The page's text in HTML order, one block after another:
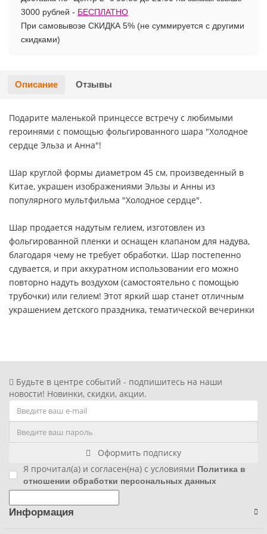
Хэллоуин
Синий трактор
Супергерои
Тачки
Трансформеры
Три кота
Уэнсдей мрачная девочка
Фиксики
Холодное сердце
Человек паук
Черепашки ниндзя
Щенячий патруль
3000 рублей - БЕСПЛАТНО
При самовывозе СКИДКА 5% (не суммируется с другими
скидками)
Описание Отзывы
Подарите маленькой принцессе встречу с любимыми
героинями с помощью фольгированного шара "Холодное
сердце Эльза и Анна"!
Шар круглой формы диаметром 45 см, произведенный в
Китае, украшен изображениями Эльзы и Анны из
популярного мультфильма "Холодное сердце".
Шар продается надутым гелием, изготовлен из
фольгированной пленки и оснащен клапаном для надува,
благодаря чему не требует обработки. Шар постепенно
сдувается, и при аккуратном использовании его можно
повторно надуть воздухом (самостоятельно с помощью
трубочки) или гелием! Этот яркий шар станет отличным
украшением детского праздника, тематической вечеринки
Будьте в центре событий - подпишитесь на наши
новости! Новинки, скидки, акции.
Оформить подписку
Я прочитал(а) и согласен(на) с условиями Политика в
отношении обработки персональных данных
Информация